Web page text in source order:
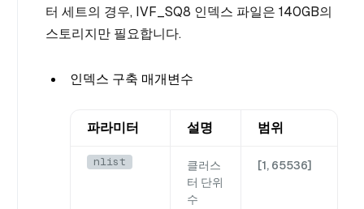
터 세트의 경우, IVF_SQ8 인덱스 파일은 140GB의
스토리지만 필요합니다.
인덱스 구축 매개변수
파라미터 설명 범위
nlist
클러스
터 단위
수
[1, 65536]